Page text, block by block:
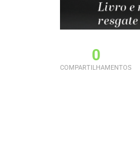
0
COMPARTILHAMENTOS